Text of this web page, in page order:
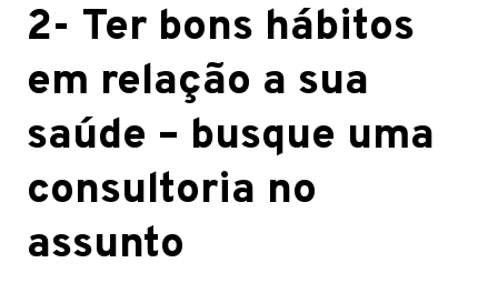
2- Ter bons hábitos
em relação a sua
saúde – busque uma
consultoria no
assunto